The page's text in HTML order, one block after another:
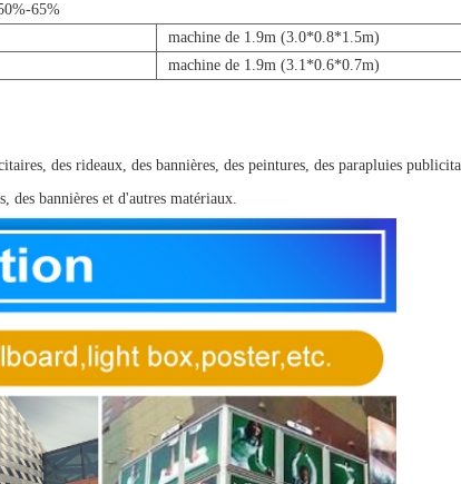
65%
machine de 1.9m (3.0*0.8*1.5m)
machine de 1.9m (3.1*0.6*0.7m)
des rideaux, des bannières, des peintures, des parapluies
des bannières et d'autres matériaux.